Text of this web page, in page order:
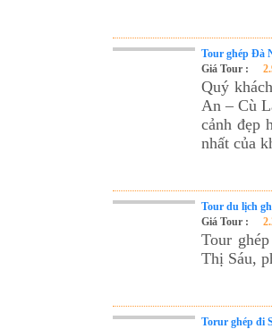
Tour ghép Đà
Giá Tour :
Quý
An – Cù
cảnh đẹp
nhất của
Tour du lịch
Giá Tour :
Tour
Thị Sáu,
Torur ghép đi